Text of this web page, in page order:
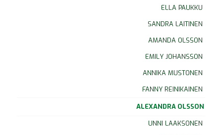
ELLA PAUKKU
SANDRA LAITINEN
AMANDA OLSSON
EMILY JOHANSSON
ANNIKA MUSTONEN
FANNY REINIKAINEN
ALEXANDRA OLSSON
UNNI LAAKSONEN